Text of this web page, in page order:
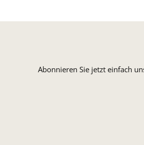
Abonnieren Sie jetzt einfach